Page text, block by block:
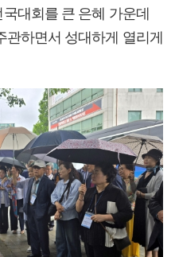
대회를 큰 은혜 가운데
관하면서 성대하게 열리게